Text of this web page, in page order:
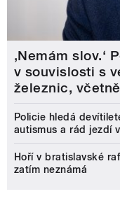
‚Nemám slov.‘
v souvislosti s
železnic,
Policie hledá
autismus a rád jezdí
Hoří v bratislavské
zatím neznámá